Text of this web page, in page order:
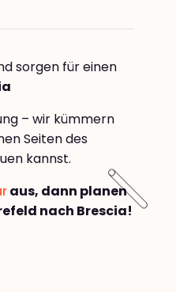
sorgen für einen
– wir kümmern
Seiten des
kannst.
aus, dann planen
nach Brescia!